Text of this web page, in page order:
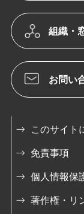
組織・
お問い
このサイト
免責事項
個人情報保
著作権・リ